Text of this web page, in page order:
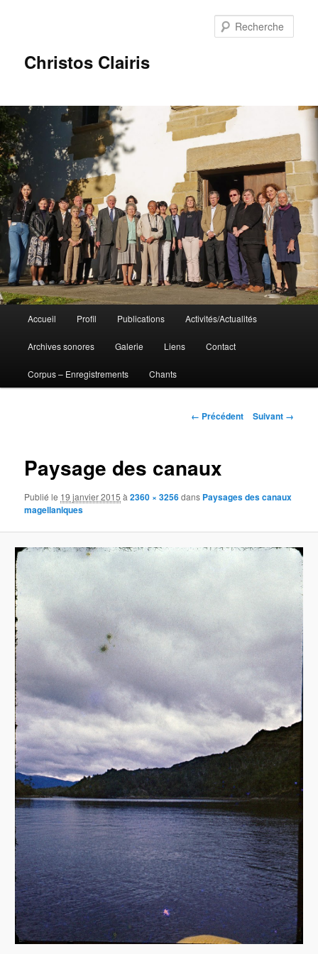
Christos Clairis
principal
Aller
au
contenu
Accueil Profil Publications Activités/Actualités
Archives sonores Galerie Liens Contact
Corpus – Enregistrements Chants
Navigation
← Précédent Suivant →
Paysage des canaux
Publié le 19 janvier 2015 à2360 × 3256dans Paysages des canaux
magellaniques